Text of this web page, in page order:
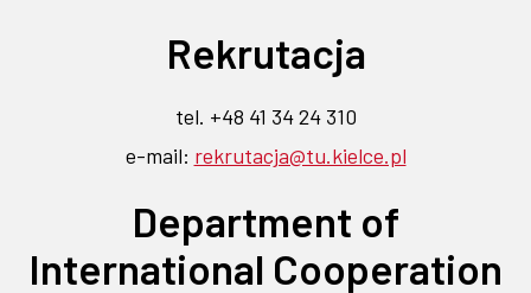
Rekrutacja
tel. +48 41 34 24 310
e-mail: rekrutacja@tu.kielce.pl
Department of
International Cooperation